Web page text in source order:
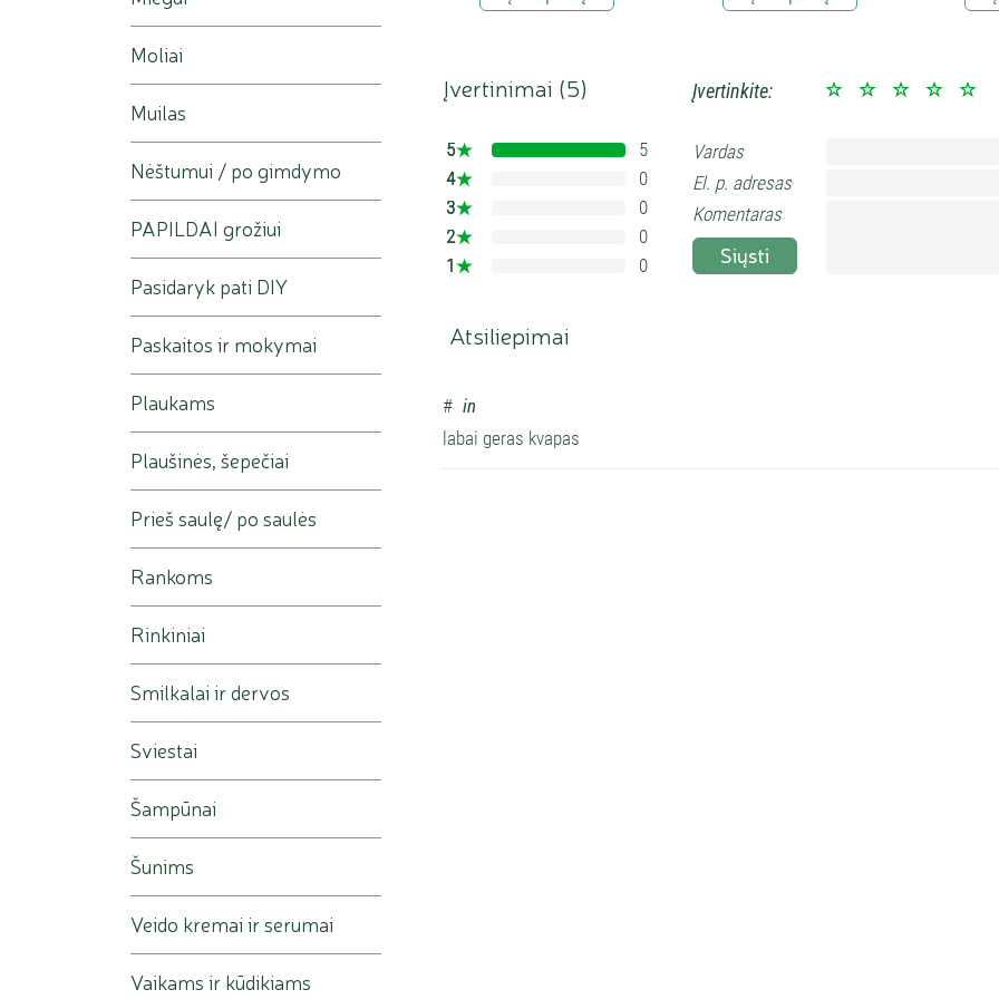
Įvertinimai (5)
5
4
3
2
1
5
0
0
0
0
Įvertinkite:
Vardas
El. p. adresas
Komentaras
Siųsti
Atsiliepimai
# in
labai geras kvapas
Moliai
Muilas
Nėštumui / po gimdymo
PAPILDAI grožiui
Pasidaryk pati DIY
Paskaitos ir mokymai
Plaukams
Plaušinės, šepečiai
Prieš saulę/ po saulės
Rankoms
Rinkiniai
Smilkalai ir dervos
Sviestai
Šampūnai
Šunims
Veido kremai ir serumai
Vaikams ir kūdikiams